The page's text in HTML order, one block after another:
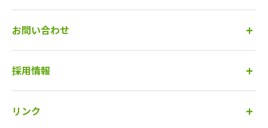
お問い合わせ
採用情報
リンク